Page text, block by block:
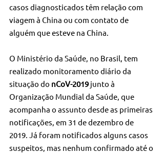
casos diagnosticados têm relação com
viagem à China ou com contato de
alguém que esteve na China.
O Ministério da Saúde, no Brasil, tem
realizado monitoramento diário da
situação do nCoV-2019 junto à
Organização Mundial da Saúde, que
acompanha o assunto desde as primeiras
notificações, em 31 de dezembro de
2019. Já foram notificados alguns casos
suspeitos, mas nenhum confirmado até o